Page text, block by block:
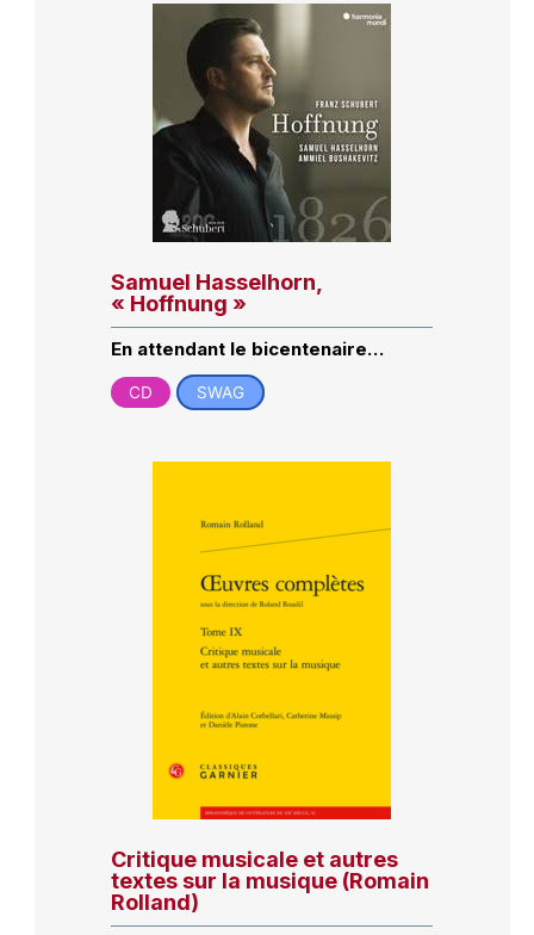
Samuel Hasselhorn,
« Hoffnung »
En attendant le bicentenaire…
CD SWAG
Critique musicale et autres
textes sur la musique (Romain
Rolland)